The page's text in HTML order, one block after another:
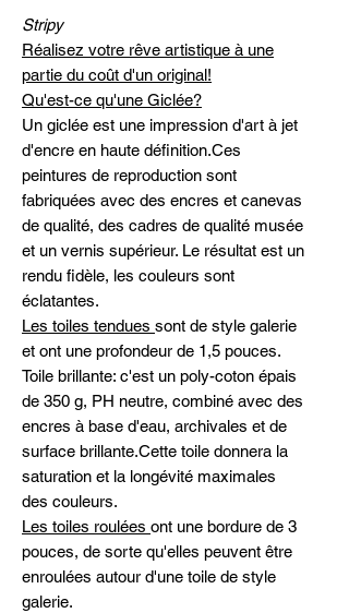
Stripy
Réalisez votre rêve artistique à une
partie du coût d'un original!
Qu'est-ce qu'une Giclée?
Un giclée est une impression d'art à jet
d'encre en haute définition.Ces
peintures de reproduction sont
fabriquées avec des encres et canevas
de qualité, des cadres de qualité musée
et un vernis supérieur. Le résultat est un
rendu fidèle, les couleurs sont
éclatantes.
Les toiles tendues sont de style galerie
et ont une profondeur de 1,5 pouces.
Toile brillante: c'est un poly-coton épais
de 350 g, PH neutre, combiné avec des
encres à base d'eau, archivales et de
surface brillante.Cette toile donnera la
saturation et la longévité maximales
des couleurs.
Les toiles roulées ont une bordure de 3
pouces, de sorte qu'elles peuvent être
enroulées autour d'une toile de style
galerie.